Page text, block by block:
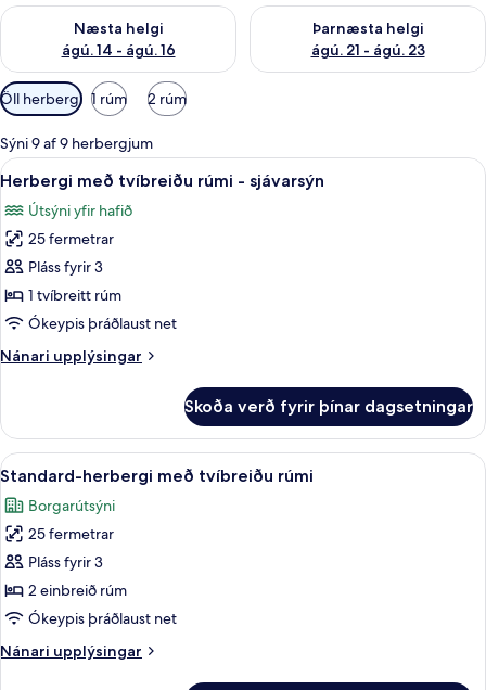
Næsta helgi
ágú. 14 - ágú. 16
Athuga framboð næstu helgi ágú. 14 - ágú. 16
Þarnæsta helgi
ágú. 21 - ágú. 23
Athuga framboð þarnæstu
Síur
í
boði
fyrir
herbergi
Öll herbergi 1 rúm 2 rúm
Sýni 9 af 9 herbergjum
Skoða
allar
myndir
fyrir
Herbergi
með
tvíbreiðu
-
Míníbar, öryggishólf í herbergi,
5
Herbergi með tvíbreiðu rúmi - sjávarsýn
Útsýni yfir hafið
25 fermetrar
Pláss fyrir 3
1 tvíbreitt rúm
Ókeypis þráðlaust net
Nánari upplýsingar
Nánari
með
tvíbreiðu
rúmi
sjávarsýn
Skoða verð fyrir þínar dagsetningar
Skoða
allar
myndir
fyrir
Standard-
herbergi
með
rúmi
Míníbar, öryggishólf í herbergi,
6
Standard-herbergi með tvíbreiðu rúmi
Borgarútsýni
25 fermetrar
Pláss fyrir 3
2 einbreið rúm
Ókeypis þráðlaust net
Nánari upplýsingar
Nánari